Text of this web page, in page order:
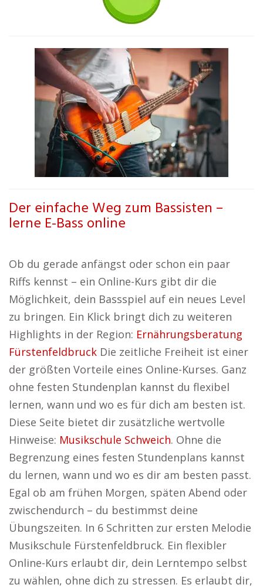
Der einfache Weg zum Bassisten –
lerne E-Bass online
Ob du gerade anfängst oder schon ein paar
Riffs kennst – ein Online-Kurs gibt dir die
Möglichkeit, dein Bassspiel auf ein neues Level
zu bringen. Ein Klick bringt dich zu weiteren
Highlights in der Region: Ernährungsberatung
Fürstenfeldbruck Die zeitliche Freiheit ist einer
der größten Vorteile eines Online-Kurses. Ganz
ohne festen Stundenplan kannst du flexibel
lernen, wann und wo es für dich am besten ist.
Diese Seite bietet dir zusätzliche wertvolle
Hinweise: Musikschule Schweich. Ohne die
Begrenzung eines festen Stundenplans kannst
du lernen, wann und wo es dir am besten passt.
Egal ob am frühen Morgen, späten Abend oder
zwischendurch – du bestimmst deine
Übungszeiten. In 6 Schritten zur ersten Melodie
Musikschule Fürstenfeldbruck. Ein flexibler
Online-Kurs erlaubt dir, dein Lerntempo selbst
zu wählen, ohne dich zu stressen. Es erlaubt dir,